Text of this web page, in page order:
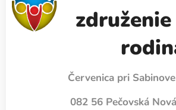
Červenica pri
082 56 Pečovská